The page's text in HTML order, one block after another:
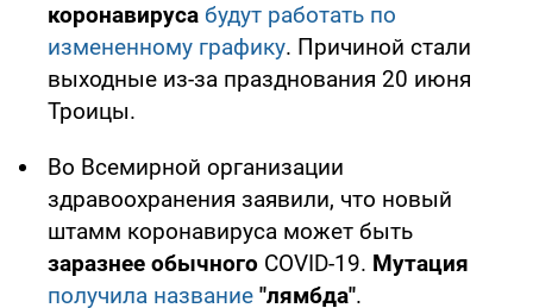
коронавируса будут работать по
измененному графику. Причиной стали
выходные из-за празднования 20 июня
Троицы.
Во Всемирной организации
здравоохранения заявили, что новый
штамм коронавируса может быть
заразнее обычного COVID-19. Мутация
получила название "лямбда".